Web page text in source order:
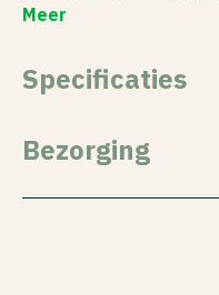
Meer
Specificaties
Bezorging